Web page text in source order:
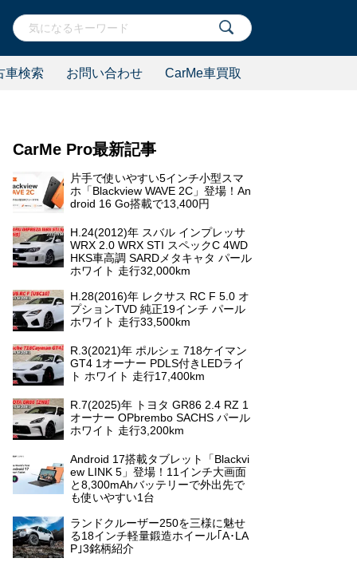
車検索 お問い合わせ CarMe車買取
CarMe Pro最新記事
片手で使いやすい5インチ小型スマ
ホ「Blackview WAVE 2C」登場！An
droid 16 Go搭載で13,400円
H.24(2012)年 スバル インプレッサ
WRX 2.0 WRX STI スペックC 4WD
HKS車高調 SARDメタキャタ パール
ホワイト 走行32,000km
H.28(2016)年 レクサス RC F 5.0 オ
プションTVD 純正19インチ パール
ホワイト 走行33,500km
R.3(2021)年 ポルシェ 718ケイマン
GT4 1オーナー PDLS付きLEDライ
ト ホワイト 走行17,400km
R.7(2025)年 トヨタ GR86 2.4 RZ 1
オーナー OPbrembo SACHS パール
ホワイト 走行3,200km
Android 17搭載タブレット「Blackvi
ew LINK 5」登場！11インチ大画面
と8,300mAhバッテリーで外出先で
も使いやすい1台
ランドクルーザー250を三様に魅せ
る18インチ軽量鍛造ホイール｢A･LA
P｣3銘柄紹介